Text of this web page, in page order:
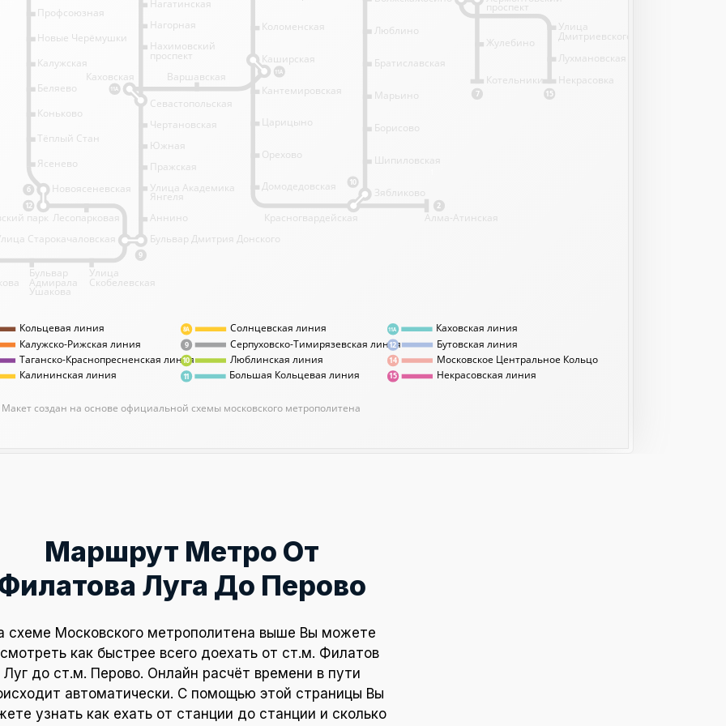
Кольцевая линия
Калужско-Рижская линия
Таганско-Краснопресненская линия
Калининская линия
Солнцевская линия
Серпуховско-Тимирязевская линия
Люблинская линия
Каховская линия
Бутовская линия
Московское Центральное Кольцо
Макет создан на основе официальной схемы московского метрополитена
11А
Большая Кольцевая линия
9
10
12
8А
11
14
15 Некрасовская линия
7
2
10
11А
11А
9
6
12
15
Профсоюзная
Новые Черёмушки
Калужская
Беляево
Коньково
Тёплый Стан
Ясенево
Новоясеневская
Нагатинская
Нагорная
Нахимовский
проспект
Севастопольская
Чертановская
Южная
Пражская
Улица Академика
Янгеля
проспект
Жулебино
Котельники
Люблино
Братиславская
Марьино
Борисово
Шипиловская
Зябликово
Коломенская
Каширская
Кантемировская
Царицыно
Орехово
Домодедовская
Красногвардейская Алма-Атинская
Аннино
Бульвар Дмитрия Донского
Варшавская
парк Лесопарковая
Старокачаловская
Улица
Скобелевская
Бульвар
Адмирала
Ушакова
Каховская
Улица
Дмитриевского
Лухмановская
Некрасовка
Маршрут Метро От
Луга До Перово
схеме Московского метрополитена выше Вы можете
как быстрее всего доехать от ст.м. Филатов
Луг до ст.м. Перово. Онлайн расчёт времени в пути
автоматически. С помощью этой страницы Вы
узнать как ехать от станции до станции и сколько